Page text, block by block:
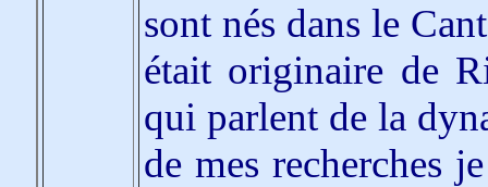
sont nés dans le
était originaire de
qui parlent de la
de mes recherches